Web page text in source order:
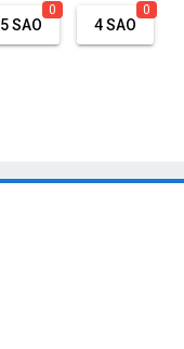
5 SAO
0
4 SAO
0